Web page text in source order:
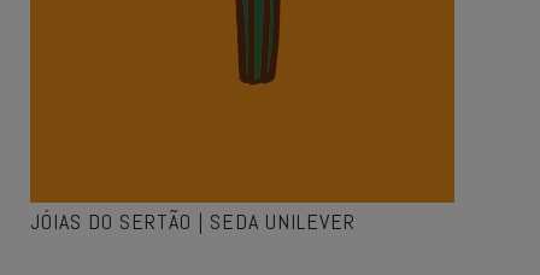
JÓIAS DO SERTÃO | SEDA UNILEVER